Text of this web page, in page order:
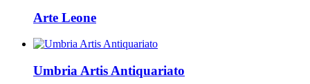
Arte Leone
Umbria Artis Antiquariato